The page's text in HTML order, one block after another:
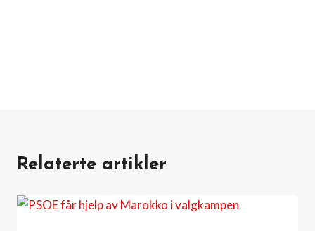
Relaterte artikler